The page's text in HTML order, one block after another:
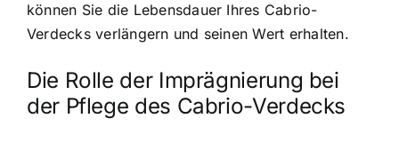
können Sie die Lebensdauer Ihres Cabrio-
Verdecks verlängern und seinen Wert erhalten.
Die Rolle der Imprägnierung bei
der Pflege des Cabrio-Verdecks